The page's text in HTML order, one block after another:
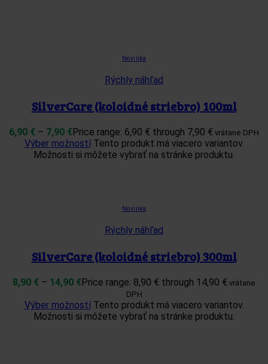
Novinka
Rýchly náhľad
SilverCare (koloidné striebro) 100ml
6,90 € – 7,90 €Price range: 6,90 € through 7,90 € vrátane DPH
Výber možností Tento produkt má viacero variantov.
Možnosti si môžete vybrať na stránke produktu.
Novinka
Rýchly náhľad
SilverCare (koloidné striebro) 300ml
8,90 € – 14,90 €Price range: 8,90 € through 14,90 € vrátane
DPH
Výber možností Tento produkt má viacero variantov.
Možnosti si môžete vybrať na stránke produktu.